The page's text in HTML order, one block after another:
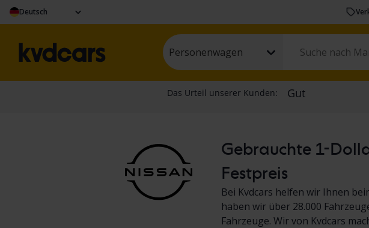
Deutsch
Personenwagen
Gebrauchte 1-
Festpreis
Bei Kvdcars helfen wir Ihnen
haben wir über 28.000
Fahrzeuge. Wir von Kvdcars